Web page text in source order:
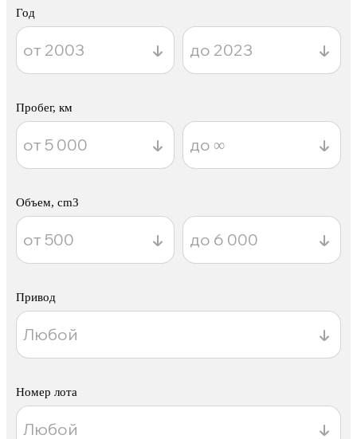
Год
Пробег, км
Объем, cm3
Привод
Номер лота